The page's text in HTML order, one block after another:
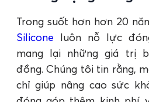
Trong suốt hơn hơn 20
Silicone luôn nỗ lực
mang lại những giá trị
đồng. Chúng tôi tin rằng,
chỉ giúp nâng cao sức